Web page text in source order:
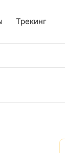
Трекинг